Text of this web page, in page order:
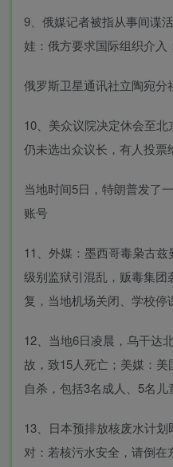
9、俄媒记者被指从事间谍
娃：俄方要求国际组织介入
俄罗斯卫星通讯社立陶宛分
10、美众议院决定休会至
仍未选出众议长，有人投票
当地时间5日，特朗普发了
账号
11、外媒：墨西哥毒枭古
级别监狱引混乱，贩毒集
复，当地机场关闭、学校停
12、当地6日凌晨，乌干达
故，致15人死亡；美媒：
自杀，包括3名成人、5名
13、日本预排放核废水计
对：若核污水安全，请倒